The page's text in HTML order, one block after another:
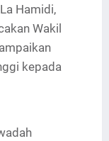
La Hamidi,
Wakil
kepada